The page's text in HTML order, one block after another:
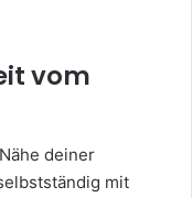
vom
deiner
mit